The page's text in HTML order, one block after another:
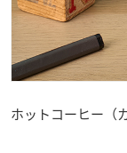
ホットコーヒー（